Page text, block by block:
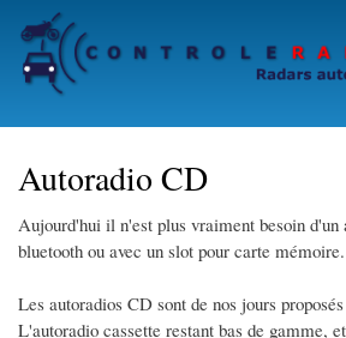
to
main
Autoradio CD
Aujourd'hui il n'est plus vraiment besoin
bluetooth ou avec un slot pour carte mémoire.
Les autoradios CD sont de nos jours
L'autoradio cassette restant bas de gamme,